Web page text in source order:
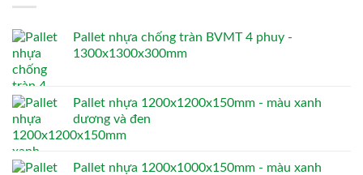
Pallet nhựa chống tràn BVMT 4 phuy -
1300x1300x300mm
Pallet nhựa 1200x1200x150mm - màu xanh
dương và đen
Pallet nhựa 1200x1000x150mm - màu xanh